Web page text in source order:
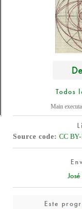
Todos
Main
Source code CC
Este